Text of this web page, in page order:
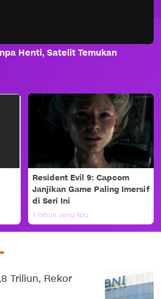
Henti, Satelit Temukan
Resident Evil 9: Capcom
Janjikan Game Paling Imersif
di Seri Ini
1 tahun yang lalu
Triliun, Rekor